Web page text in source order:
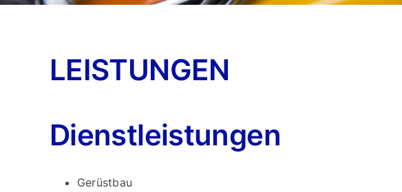
LEISTUNGEN
Dienstleistungen
Gerüstbau